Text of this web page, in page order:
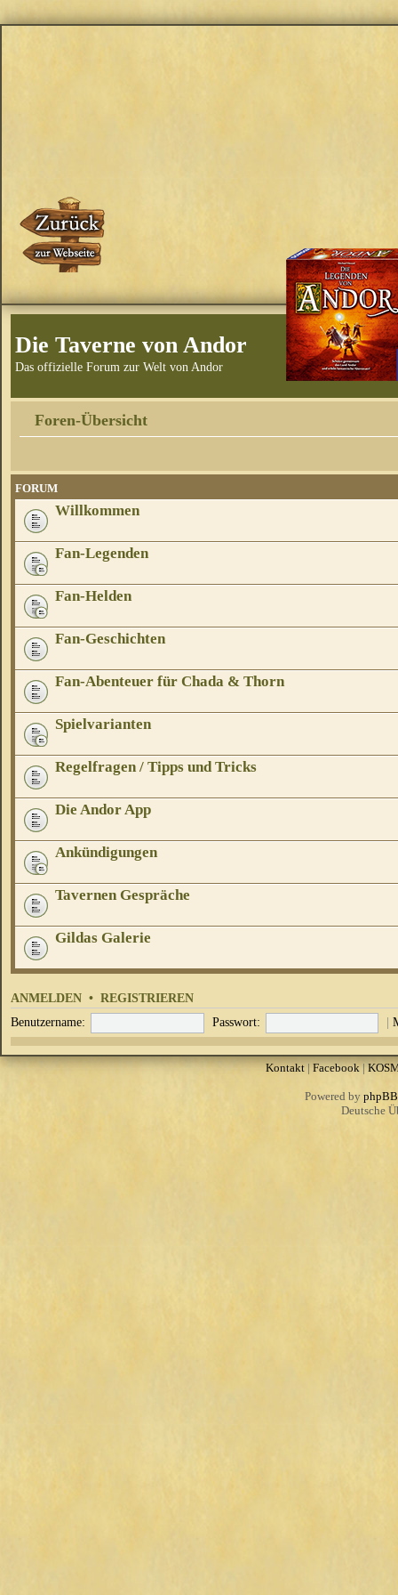
Die Taverne von Andor
Das offizielle Forum zur Welt von Andor
Foren-Übersicht
FORUM
Willkommen
Fan-Legenden
Fan-Helden
Fan-Geschichten
Fan-Abenteuer für Chada & Thorn
Spielvarianten
Regelfragen / Tipps und Tricks
Die Andor App
Ankündigungen
Tavernen Gespräche
Gildas Galerie
ANMELDEN • REGISTRIEREN
Benutzername: Passwort: |
Kontakt| Facebook|
Powered by phpBB
Deutsche